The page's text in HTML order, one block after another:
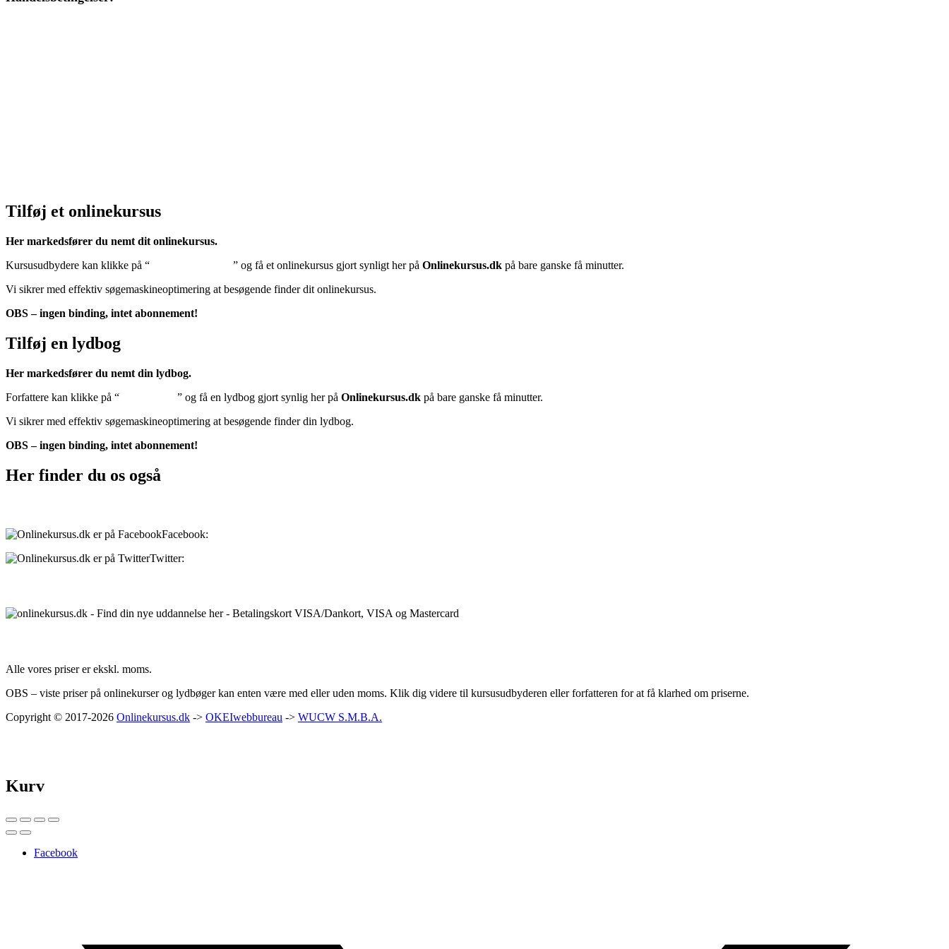
Tilføj et onlinekursus
Her markedsfører du nemt dit onlinekursus.
Kursusudbydere kan klikke på “
” og få et onlinekursus gjort synligt her på Onlinekursus.dk på bare ganske få minutter.
Vi sikrer med effektiv søgemaskineoptimering at besøgende finder dit onlinekursus.
OBS – ingen binding, intet abonnement!
Tilføj en lydbog
Her markedsfører du nemt din lydbog.
Forfattere kan klikke på “
” og få en lydbog gjort synlig her på Onlinekursus.dk på bare ganske få minutter.
Vi sikrer med effektiv søgemaskineoptimering at besøgende finder din lydbog.
OBS – ingen binding, intet abonnement!
Her finder du os også
Facebook:
Twitter:
Alle vores priser er ekskl. moms.
OBS – viste priser på onlinekurser og lydbøger kan enten være med eller uden moms. Klik dig videre til kursusudbyderen eller forfatteren for at få klarhed om priserne.
Copyright © 2017-2026 Onlinekursus.dk -> OKEIwebbureau -> WUCW S.M.B.A.
Kurv
Facebook